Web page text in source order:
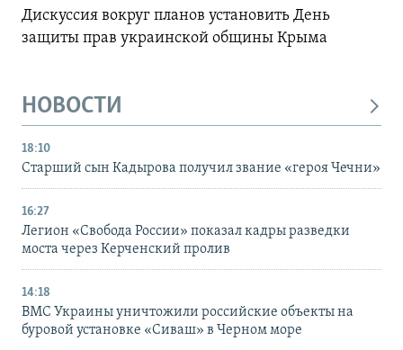
Дискуссия вокруг планов установить День
защиты прав украинской общины Крыма
НОВОСТИ
18:10
Старший сын Кадырова получил звание «героя Чечни»
16:27
Легион «Свобода России» показал кадры разведки
моста через Керченский пролив
14:18
ВМС Украины уничтожили российские объекты на
буровой установке «Сиваш» в Черном море